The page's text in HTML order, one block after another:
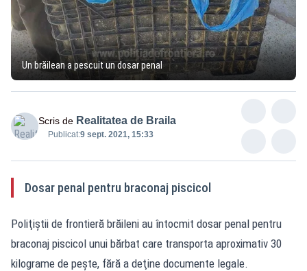
Un brăilean a pescuit un dosar penal
Scris de Realitatea de Braila
Publicat:9 sept. 2021, 15:33
Dosar penal pentru braconaj piscicol
Poliţiştii de frontieră brăileni au întocmit dosar penal pentru
braconaj piscicol unui bărbat care transporta aproximativ 30
kilograme de peşte, fără a deţine documente legale.